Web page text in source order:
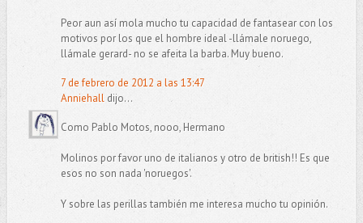
Peor aun así mola mucho tu capacidad de fantasear con los
motivos por los que el hombre ideal -llámale noruego,
llámale gerard- no se afeita la barba. Muy bueno.
7 de febrero de 2012 a las 13:47
Anniehalldijo...
Como Pablo Motos, nooo, Hermano
Molinos por favor uno de italianos y otro de british!! Es que
esos no son nada 'noruegos'.
Y sobre las perillas también me interesa mucho tu opinión.